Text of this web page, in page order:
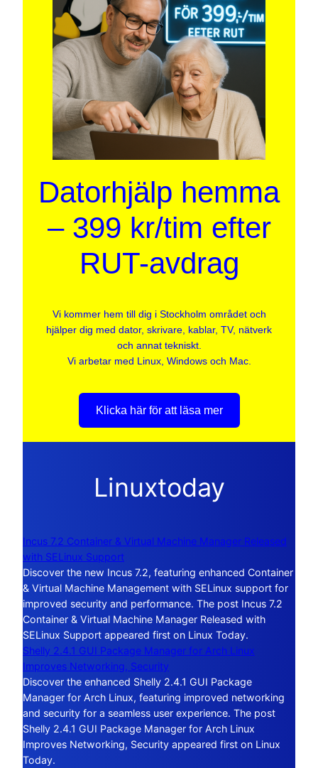
Datorhjälp hemma
– 399 kr/tim efter
RUT-avdrag
Vi kommer hem till dig i Stockholm området och
hjälper dig med dator, skrivare, kablar, TV, nätverk
och annat tekniskt.
Vi arbetar med Linux, Windows och Mac.
Klicka här för att läsa mer
Linuxtoday
Incus 7.2 Container & Virtual Machine Manager Released
with SELinux Support
Discover the new Incus 7.2, featuring enhanced Container
& Virtual Machine Management with SELinux support for
improved security and performance. The post Incus 7.2
Container & Virtual Machine Manager Released with
SELinux Support appeared first on Linux Today.
Shelly 2.4.1 GUI Package Manager for Arch Linux
Improves Networking, Security
Discover the enhanced Shelly 2.4.1 GUI Package
Manager for Arch Linux, featuring improved networking
and security for a seamless user experience. The post
Shelly 2.4.1 GUI Package Manager for Arch Linux
Improves Networking, Security appeared first on Linux
Today.